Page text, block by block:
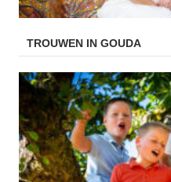
TROUWEN IN GOUDA